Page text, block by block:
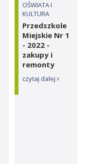
OŚWIATA I
KULTURA
Przedszkole
Miejskie Nr 1
- 2022 -
zakupy i
remonty
czytaj dalej